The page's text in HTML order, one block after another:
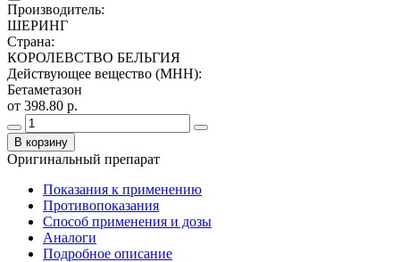
Производитель:
ШЕРИНГ
Страна:
КОРОЛЕВСТВО БЕЛЬГИЯ
Действующее вещество (МНН):
Бетаметазон
от 398.80 р.
В корзину
Оригинальный препарат
Показания к применению
Противопоказания
Способ применения и дозы
Аналоги
Подробное описание